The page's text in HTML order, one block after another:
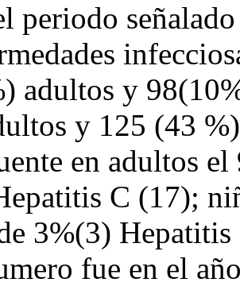
periodo
adultos y
y 125 (43
en adultos
C (17);
3%(3)
fue en el